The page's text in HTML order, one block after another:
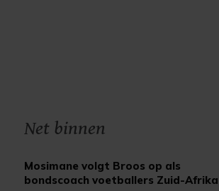
Net binnen
Mosimane volgt Broos op als
bondscoach voetballers Zuid-Afrika